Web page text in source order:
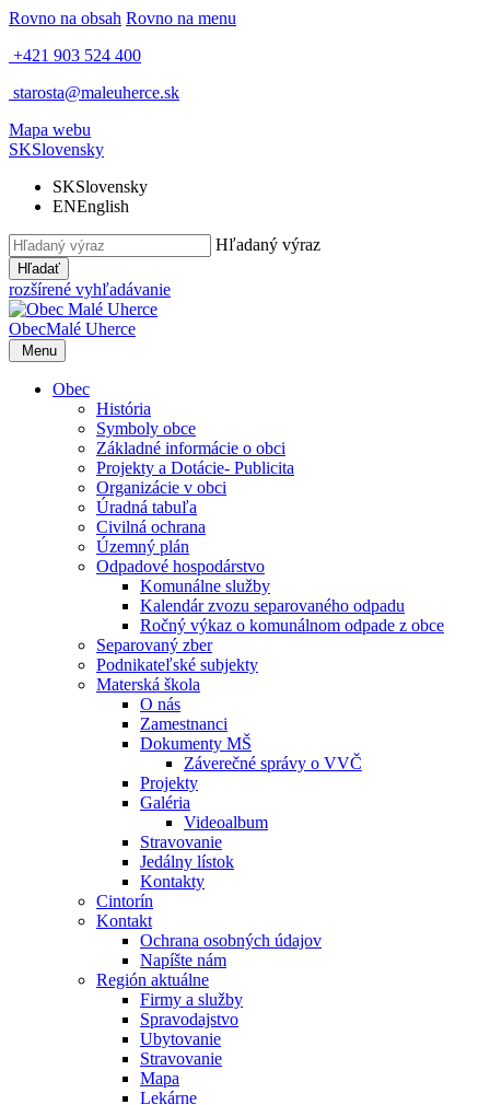
Rovno na obsah Rovno na menu
+421 903 524 400
starosta@maleuherce.sk
Mapa webu
SKSlovensky
SKSlovensky
ENEnglish
Hľadaný výraz
Hľadať
rozšírené vyhľadávanie
ObecMalé Uherce
Menu
Obec
História
Symboly obce
Základné informácie o obci
Projekty a Dotácie- Publicita
Organizácie v obci
Úradná tabuľa
Civilná ochrana
Územný plán
Odpadové hospodárstvo
Komunálne služby
Kalendár zvozu separovaného odpadu
Ročný výkaz o komunálnom odpade z obce
Separovaný zber
Podnikateľské subjekty
Materská škola
O nás
Zamestnanci
Dokumenty MŠ
Záverečné správy o VVČ
Projekty
Galéria
Videoalbum
Stravovanie
Jedálny lístok
Kontakty
Cintorín
Kontakt
Ochrana osobných údajov
Napíšte nám
Región aktuálne
Firmy a služby
Spravodajstvo
Ubytovanie
Stravovanie
Mapa
Lekárne